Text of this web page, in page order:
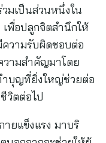
มเป็นส่วนหนึ่งใน
พื่อปลูกจิตสำนึกให้
ความรับผิดชอบต่อ
ามสำคัญมาโดย
ำบุญที่ยิ่งใหญ่ช่วยต่อ
วิตต่อไป
ยแข็งแรง มาบริ